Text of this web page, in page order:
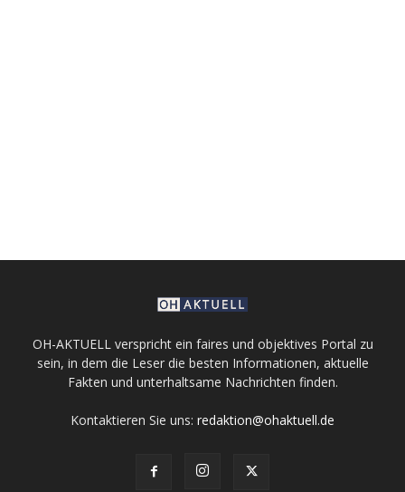
OH-AKTUELL verspricht ein faires und objektives Portal zu
sein, in dem die Leser die besten Informationen, aktuelle
Fakten und unterhaltsame Nachrichten finden.
Kontaktieren Sie uns: redaktion@ohaktuell.de